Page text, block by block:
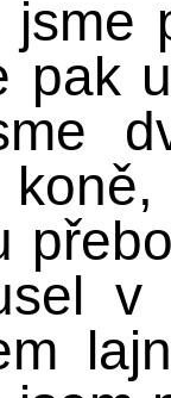
jsme
pak
v